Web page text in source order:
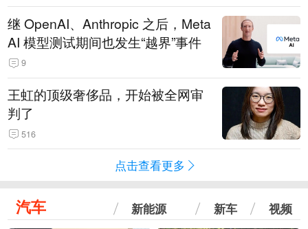
继 OpenAI、Anthropic 之后，Meta
AI 模型测试期间也发生“越界”事件
9
王虹的顶级奢侈品，开始被全网审
判了
516
点击查看更多
汽车 新能源 新车 视频